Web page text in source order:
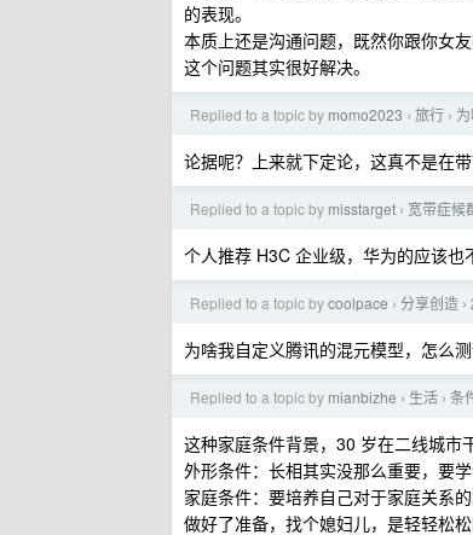
的表现。
本质上还是沟通问题，既然你跟你女
这个问题其实很好解决。
Replied to a topic by momo2023 › 旅行 ›
论据呢？上来就下定论，这真不是在带
Replied to a topic by misstarget › 宽带症候
个人推荐 H3C 企业级，华为的应该也
Replied to a topic bycoolpace › 分享创造 ›
为啥我自定义腾讯的混元模型，怎么
Replied to a topic by mianbizhe › 生活 › 条
这种家庭条件背景，30 岁在二线城市
外形条件：长相其实没那么重要，要
家庭条件：要培养自己对于家庭关系
做好了准备，找个媳妇儿，是轻轻松松